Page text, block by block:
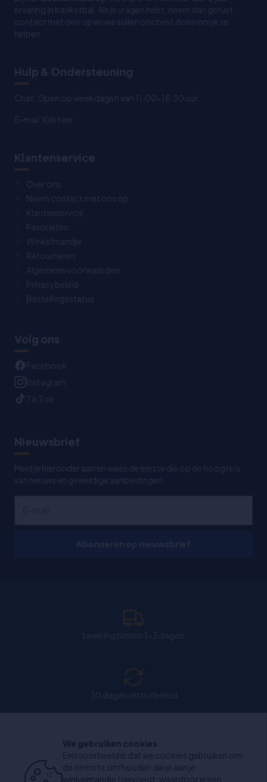
ervaring in basketbal. Als je vragen hebt, neem dan gerust
contact met ons op en we zullen ons best doen om je te
helpen
Hulp & Ondersteuning
Chat: Open op weekdagen van 11:00-15:30 uur.
E-mail: Klik Hier
Klantenservice
Over ons
Neem contact met ons op
Klantenservice
Favorieten
Winkelmandje
Retourneren
Algemene voorwaarden
Privacybeleid
Bestellingsstatus
Volg ons
Facebook
Instagram
TikTok
Nieuwsbrief
Meld je hieronder aan en wees de eerste die op de hoogte is
van nieuws en geweldige aanbiedingen
Chat: Open op weekdagen van 11:00-15:30 uur.
We gebruiken cookies
Een voorbeeld is dat we cookies gebruiken om
de items te onthouden die je aan je
winkelmandje toevoegt, waardoor je een